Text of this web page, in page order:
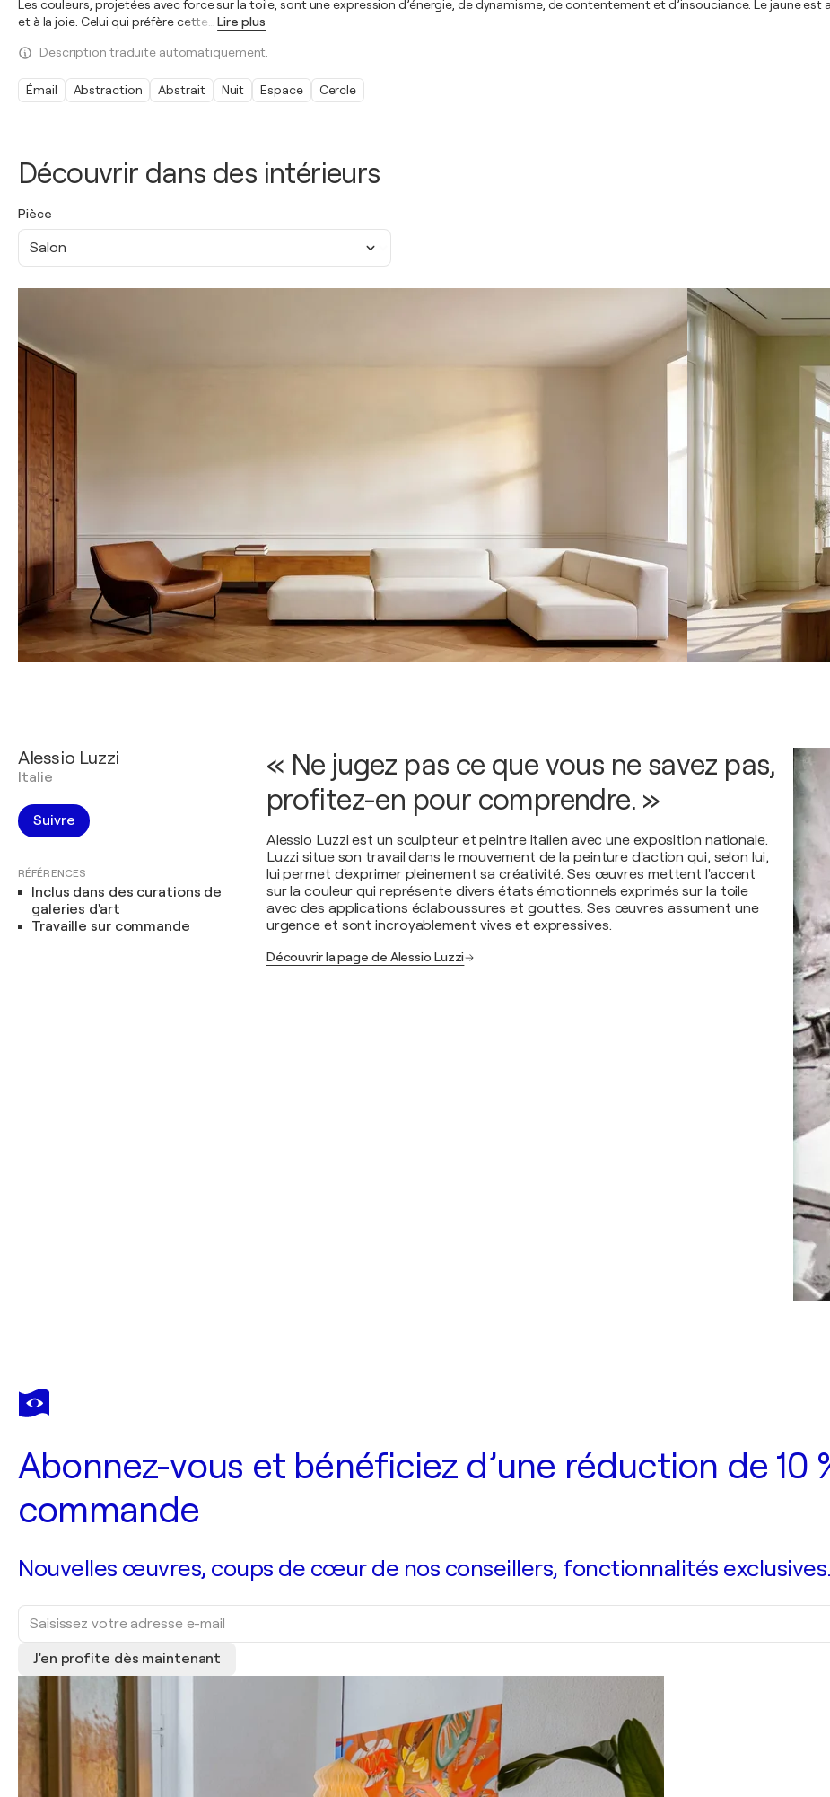
Découvrir dans des intérieurs
Pièce
Salon
Les couleurs, projetées avec force sur la toile, sont une expression d’énergie, de dynamisme, de contentement et d’insouciance. Le jaune est
et à la joie. Celui qui préfère cette
Lire plus
Description traduite automatiquement.
Émail Abstraction Abstrait Nuit Espace Cercle
Alessio Luzzi
Italie
Suivre
RÉFÉRENCES
Inclus dans des curations de
galeries d'art
Travaille sur commande
« Ne jugez pas ce que vous ne savez pas,
profitez-en pour comprendre. »
Alessio Luzzi est un sculpteur et peintre italien avec une exposition nationale.
Luzzi situe son travail dans le mouvement de la peinture d'action qui, selon lui,
lui permet d'exprimer pleinement sa créativité. Ses œuvres mettent l'accent
sur la couleur qui représente divers états émotionnels exprimés sur la toile
avec des applications éclaboussures et gouttes. Ses œuvres assument une
urgence et sont incroyablement vives et expressives.
Découvrir la page de Alessio Luzzi
Abonnez-vous et bénéficiez d’une réduction de 10
commande
Nouvelles œuvres, coups de cœur de nos conseillers, fonctionnalités exclusives.
J'en profite dès maintenant